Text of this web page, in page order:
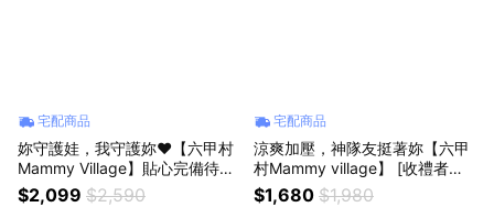
宅配商品
妳守護娃，我守護妳❤️【六甲村
Mammy Village】貼心完備待產
包+卵磷脂 加贈短袖圓領純棉包
屁衣｜附暖心祝福卡 孕媽咪必備
$2,099 $2,590
宅配商品
涼爽加壓，神隊友挺著妳【六甲
村Mammy village】 [收禮者可
自選尺寸] 冰肌雙效超彈力束腹
帶｜孕媽咪 新手媽咪 自然產 剖
$1,680 $1,980